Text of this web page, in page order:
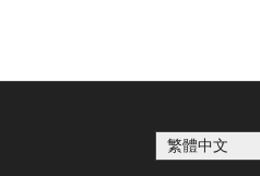
繁體中文